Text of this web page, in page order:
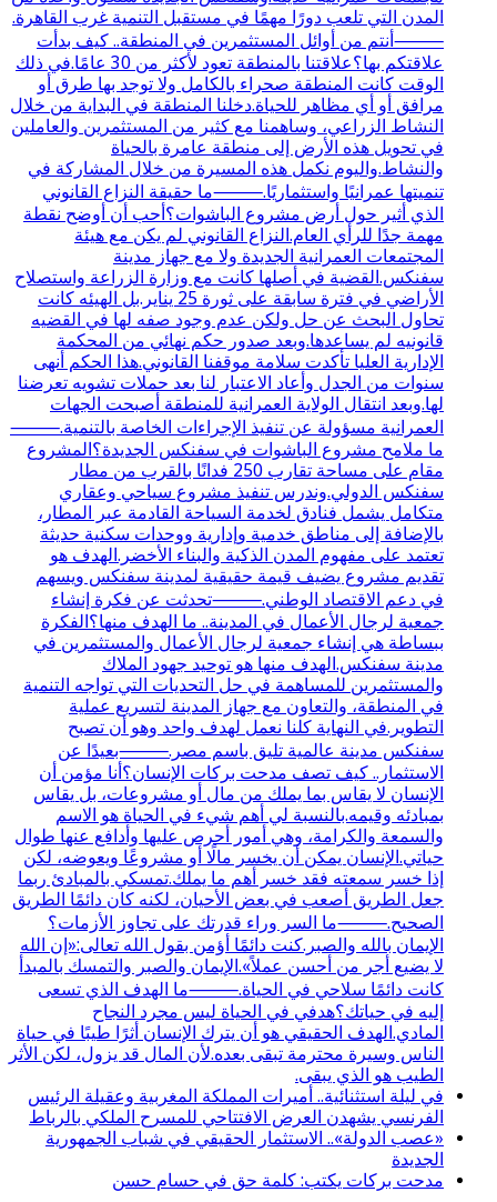
المدن التي تلعب دورًا مهمًا في مستقبل التنمية غرب القاهرة.
⸻أنتم من أوائل المستثمرين في المنطقة.. كيف بدأت
علاقتكم بها؟علاقتنا بالمنطقة تعود لأكثر من 30 عامًا.في ذلك
الوقت كانت المنطقة صحراء بالكامل ولا توجد بها طرق أو
مرافق أو أي مظاهر للحياة.دخلنا المنطقة في البداية من خلال
النشاط الزراعي، وساهمنا مع كثير من المستثمرين والعاملين
في تحويل هذه الأرض إلى منطقة عامرة بالحياة
والنشاط.واليوم نكمل هذه المسيرة من خلال المشاركة في
تنميتها عمرانيًا واستثماريًا.⸻ما حقيقة النزاع القانوني
الذي أثير حول أرض مشروع الباشوات؟أحب أن أوضح نقطة
مهمة جدًا للرأي العام.النزاع القانوني لم يكن مع هيئة
المجتمعات العمرانية الجديدة ولا مع جهاز مدينة
سفنكس.القضية في أصلها كانت مع وزارة الزراعة واستصلاح
الأراضي في فترة سابقة على ثورة 25 يناير.بل الهيئه كانت
تحاول البحث عن حل ولكن عدم وجود صفه لها في القضيه
قانونيه لم يساعدها.وبعد صدور حكم نهائي من المحكمة
الإدارية العليا تأكدت سلامة موقفنا القانوني.هذا الحكم أنهى
سنوات من الجدل وأعاد الاعتبار لنا بعد حملات تشويه تعرضنا
لها.وبعد انتقال الولاية العمرانية للمنطقة أصبحت الجهات
العمرانية مسؤولة عن تنفيذ الإجراءات الخاصة بالتنمية.⸻
ما ملامح مشروع الباشوات في سفنكس الجديدة؟المشروع
مقام على مساحة تقارب 250 فدانًا بالقرب من مطار
سفنكس الدولي.وندرس تنفيذ مشروع سياحي وعقاري
متكامل يشمل فنادق لخدمة السياحة القادمة عبر المطار،
بالإضافة إلى مناطق خدمية وإدارية ووحدات سكنية حديثة
تعتمد على مفهوم المدن الذكية والبناء الأخضر.الهدف هو
تقديم مشروع يضيف قيمة حقيقية لمدينة سفنكس ويسهم
في دعم الاقتصاد الوطني.⸻تحدثت عن فكرة إنشاء
جمعية لرجال الأعمال في المدينة.. ما الهدف منها؟الفكرة
ببساطة هي إنشاء جمعية لرجال الأعمال والمستثمرين في
مدينة سفنكس.الهدف منها هو توحيد جهود الملاك
والمستثمرين للمساهمة في حل التحديات التي تواجه التنمية
في المنطقة، والتعاون مع جهاز المدينة لتسريع عملية
التطوير.في النهاية كلنا نعمل لهدف واحد وهو أن تصبح
سفنكس مدينة عالمية تليق باسم مصر.⸻بعيدًا عن
الاستثمار.. كيف تصف مدحت بركات الإنسان؟أنا مؤمن أن
الإنسان لا يقاس بما يملك من مال أو مشروعات، بل يقاس
بمبادئه وقيمه.بالنسبة لي أهم شيء في الحياة هو الاسم
والسمعة والكرامة، وهي أمور أحرص عليها وأدافع عنها طوال
حياتي.الإنسان يمكن أن يخسر مالًا أو مشروعًا ويعوضه، لكن
إذا خسر سمعته فقد خسر أهم ما يملك.تمسكي بالمبادئ ربما
جعل الطريق أصعب في بعض الأحيان، لكنه كان دائمًا الطريق
الصحيح.⸻ما السر وراء قدرتك على تجاوز الأزمات؟
الإيمان بالله والصبر.كنت دائمًا أؤمن بقول الله تعالى:«إن الله
لا يضيع أجر من أحسن عملاً».الإيمان والصبر والتمسك بالمبدأ
كانت دائمًا سلاحي في الحياة.⸻ما الهدف الذي تسعى
إليه في حياتك؟هدفي في الحياة ليس مجرد النجاح
المادي.الهدف الحقيقي هو أن يترك الإنسان أثرًا طيبًا في حياة
الناس وسيرة محترمة تبقى بعده.لأن المال قد يزول، لكن الأثر
الطيب هو الذي يبقى.
في ليلة استثنائية.. أميرات المملكة المغربية وعقيلة الرئيس
الفرنسي يشهدن العرض الافتتاحي للمسرح الملكي بالرباط
«عصب الدولة».. الاستثمار الحقيقي في شباب الجمهورية
الجديدة
مدحت بركات يكتب: كلمة حق في حسام حسن